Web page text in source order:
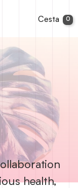
Cesta 0
health,